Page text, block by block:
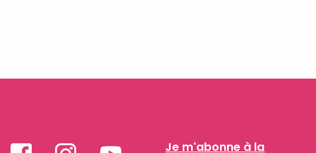
Je m'abonne à la